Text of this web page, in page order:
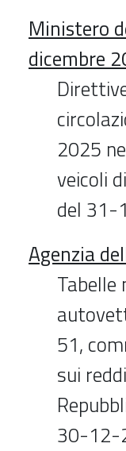
Ministero
dicembre
2025
veicoli
del 31-
Agenzia
Tabelle
51,
sui
30-12-